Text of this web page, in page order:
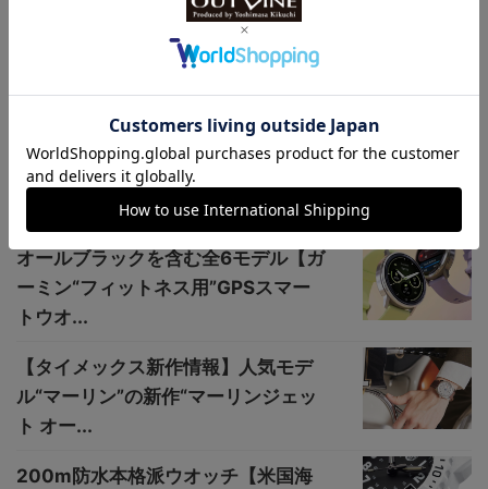
【驚愕】メイウェザーもびっくり！
オールブラックを含む全6モデル【ガ
ーミン“フィットネス用”GPSスマー
トウオ...
【タイメックス新作情報】人気モデ
ル“マーリン”の新作“マーリンジェッ
ト オー...
200m防水本格派ウオッチ【米国海